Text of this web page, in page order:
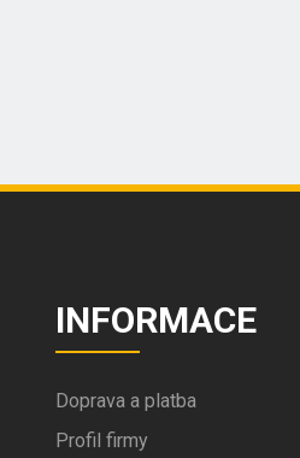
INFORMACE
Doprava a platba
Profil firmy